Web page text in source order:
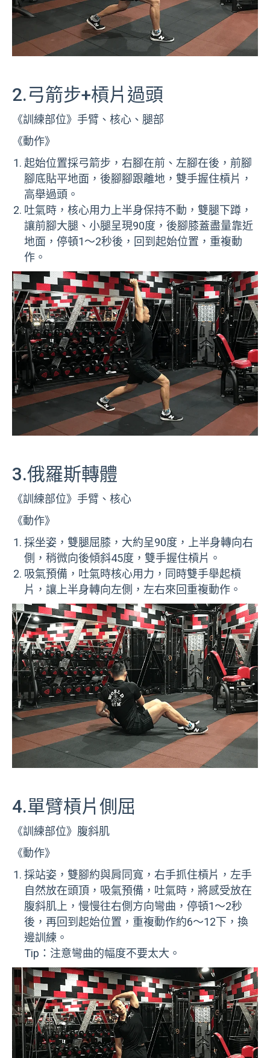
2.弓箭步+槓片過頭
《訓練部位》手臂、核心、腿部
《動作》
起始位置採弓箭步，右腳在前、左腳在後，前腳
腳底貼平地面，後腳腳跟離地，雙手握住槓片，
高舉過頭。
吐氣時，核心用力上半身保持不動，雙腿下蹲，
讓前腳大腿、小腿呈現90度，後腳膝蓋盡量靠近
地面，停頓1～2秒後，回到起始位置，重複動
作。
3.俄羅斯轉體
《訓練部位》手臂、核心
《動作》
採坐姿，雙腿屈膝，大約呈90度，上半身轉向右
側，稍微向後傾斜45度，雙手握住槓片。
吸氣預備，吐氣時核心用力，同時雙手舉起槓
片，讓上半身轉向左側，左右來回重複動作。
4.單臂槓片側屈
《訓練部位》腹斜肌
《動作》
採站姿，雙腳約與肩同寬，右手抓住槓片，左手
自然放在頭頂，吸氣預備，吐氣時，將感受放在
腹斜肌上，慢慢往右側方向彎曲，停頓1～2秒
後，再回到起始位置，重複動作約6～12下，換
邊訓練。
Tip：注意彎曲的幅度不要太大。